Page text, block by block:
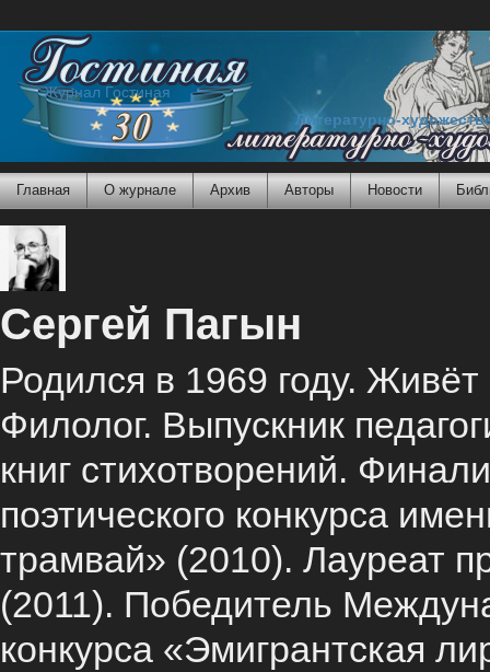
Журнал Гостиная
Литературно-
Главная О журнале Архив Авторы Новости
Сергей Пагын
Родился в 1969 году.
Филолог. Выпускник
книг стихотворений.
поэтического конкурса
трамвай» (2010). Лауреат
(2011). Победитель
конкурса «Эмигрантская